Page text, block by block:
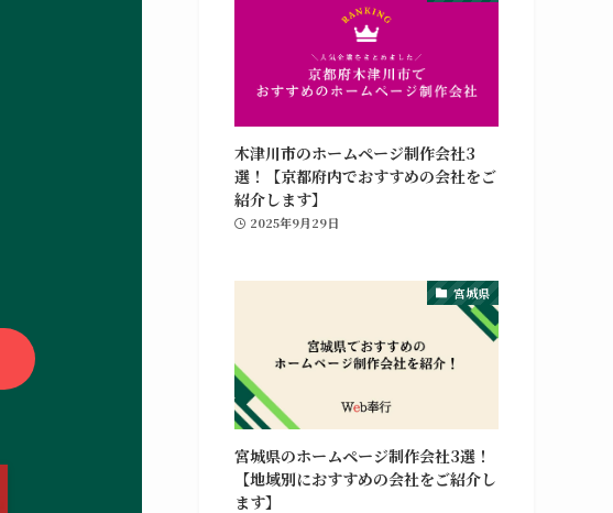
木津川市のホームページ制作会社3
選！【京都府内でおすすめの会社をご
紹介します】
2025年9月29日
宮城県
宮城県のホームページ制作会社3選！
【地域別におすすめの会社をご紹介し
ます】